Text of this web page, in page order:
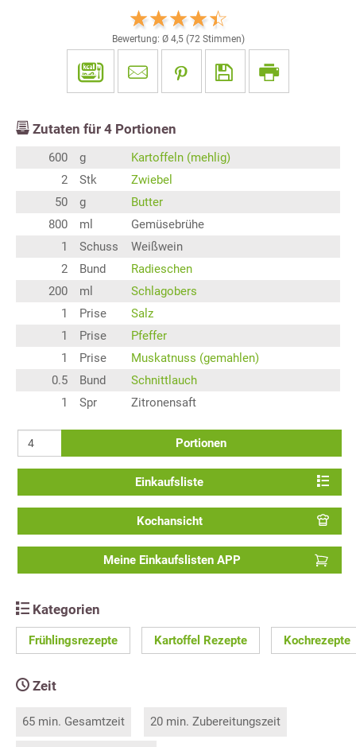
Bewertung: Ø 4,5(72Stimmen)
Zutaten für 4 Portionen
600 g
Kartoffeln (mehlig)
2
Stk
Zwiebel
50
g
Butter
800
ml
Gemüsebrühe
1
Schuss
Weißwein
2
Bund
Radieschen
200
ml
Schlagobers
1
Prise
Salz
1
Prise
Pfeffer
1
Prise
Muskatnuss (gemahlen)
0.5
Bund
Schnittlauch
1
Spr Zitronensaft
Portionen
Einkaufsliste
Kochansicht
Meine Einkaufslisten APP
Kategorien
Frühlingsrezepte Kartoffel Rezepte Kochrezepte
Zeit
65 min. Gesamtzeit 20 min. Zubereitungszeit